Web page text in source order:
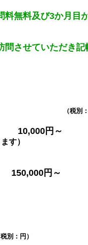
無料及び3か月目
させていただき記
税別：円
10,000円～
す）
円～
税別：円）